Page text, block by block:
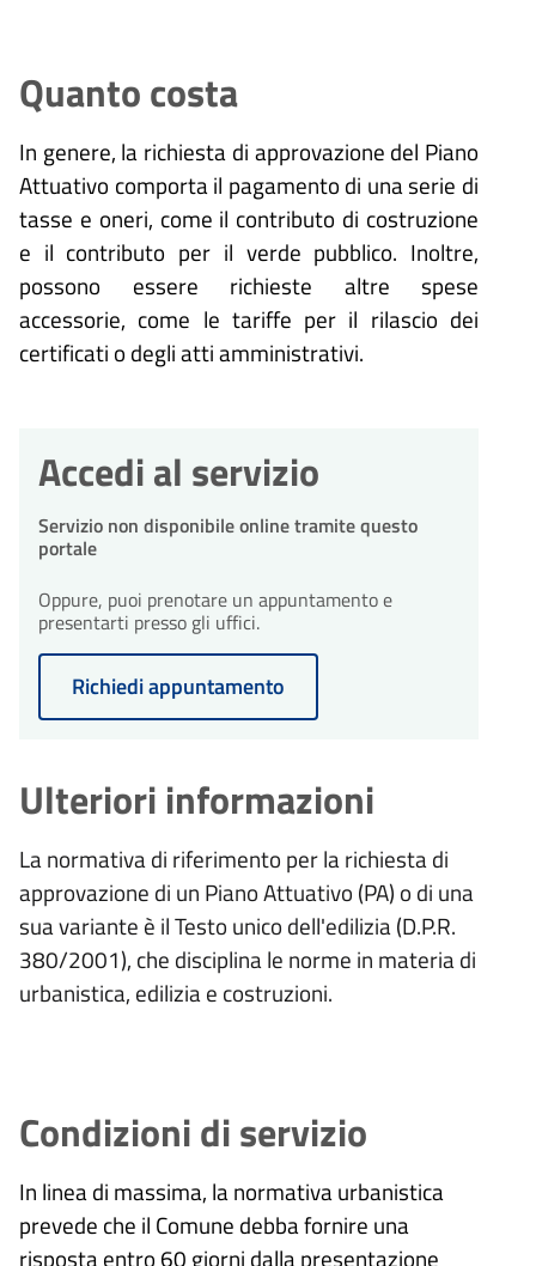
Quanto costa
In genere, la richiesta di approvazione del Piano
Attuativo comporta il pagamento di una serie di
tasse e oneri, come il contributo di costruzione
e il contributo per il verde pubblico. Inoltre,
possono essere richieste altre spese
accessorie, come le tariffe per il rilascio dei
certificati o degli atti amministrativi.
Accedi al servizio
Servizio non disponibile online tramite questo
portale
Oppure, puoi prenotare un appuntamento e
presentarti presso gli uffici.
Richiedi appuntamento
Ulteriori informazioni
La normativa di riferimento per la richiesta di
approvazione di un Piano Attuativo (PA) o di una
sua variante è il Testo unico dell'edilizia (D.P.R.
380/2001), che disciplina le norme in materia di
urbanistica, edilizia e costruzioni.
Condizioni di servizio
In linea di massima, la normativa urbanistica
prevede che il Comune debba fornire una
risposta entro 60 giorni dalla presentazione